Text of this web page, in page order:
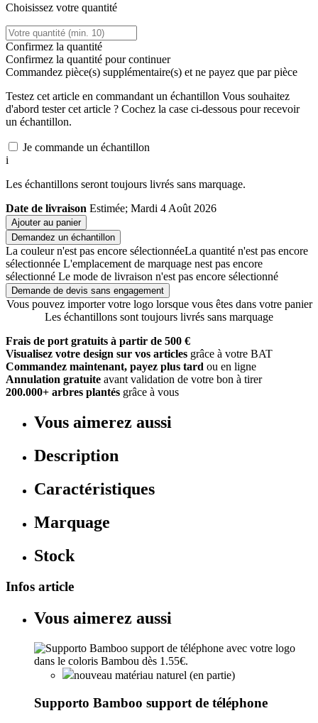
Choisissez votre quantité
Confirmez la quantité
Confirmez la quantité pour continuer
Commandez pièce(s) supplémentaire(s) et ne payez que par pièce
Testez cet article en commandant un échantillon Vous souhaitez
d'abord tester cet article ? Cochez la case ci-dessous pour recevoir
un échantillon.
Je commande un échantillon
i
Les échantillons seront toujours livrés sans marquage.
Date de livraison Estimée; Mardi 4 Août 2026
Ajouter au panier
Demandez un échantillon
La couleur n'est pas encore sélectionnéeLa quantité n'est pas encore
sélectionnée L'emplacement de marquage nest pas encore
sélectionné Le mode de livraison n'est pas encore sélectionné
Demande de devis sans engagement
Vous pouvez importer votre logo lorsque vous êtes dans votre panier
Les échantillons sont toujours livrés sans marquage
Frais de port gratuits à partir de 500 €
Visualisez votre design sur vos articles grâce à votre BAT
Commandez maintenant, payez plus tard ou en ligne
Annulation gratuite avant validation de votre bon à tirer
200.000+ arbres plantés grâce à vous
Vous aimerez aussi
Description
Caractéristiques
Marquage
Stock
Infos article
Vous aimerez aussi
nouveau matériau naturel (en partie)
Supporto Bamboo support de téléphone